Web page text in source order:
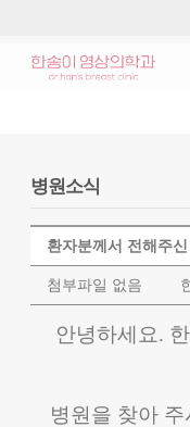
병원소식
환자분께서 전해주
첨부파일 없음
안녕하세요.
병원을 찾아